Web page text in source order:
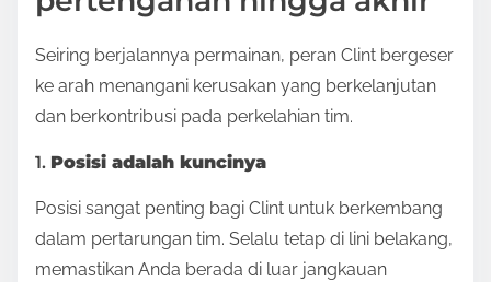
Seiring berjalannya permainan, peran Clint bergeser
ke arah menangani kerusakan yang berkelanjutan
dan berkontribusi pada perkelahian tim.
1. Posisi adalah kuncinya
Posisi sangat penting bagi Clint untuk berkembang
dalam pertarungan tim. Selalu tetap di lini belakang,
memastikan Anda berada di luar jangkauan